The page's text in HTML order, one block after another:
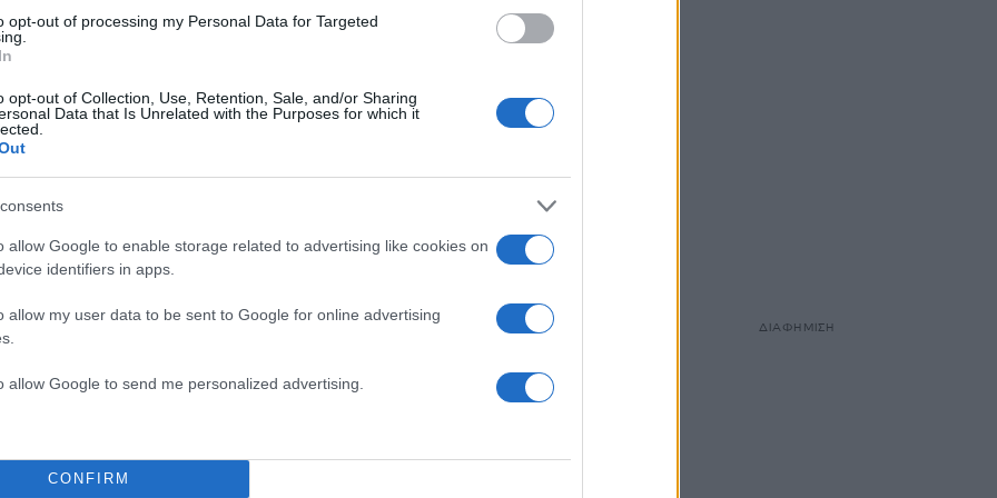
opt-out of processing my Personal Data for Targeted
opt-out of Collection, Use, Retention, Sale, and/or Sharing
Data that Is Unrelated with the Purposes for which it
allow Google to enable storage related to advertising like cookies on
identifiers in apps.
allow my user data to be sent to Google for online advertising
allow Google to send me personalized advertising.
CONFIRM
ο Νίκος Καραχάλιος έκανε ανάρτηση στα social
τη συλλογή υπογραφών
για την ιδρυτική διακήρυξη
Καρυστιανού, στο Κολωνάκι.
ΔΙΑΦΗΜΙΣΗ
ΔΙΑΦΗΜΙΣΗ